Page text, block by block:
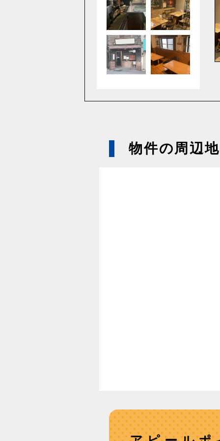
物件の周辺